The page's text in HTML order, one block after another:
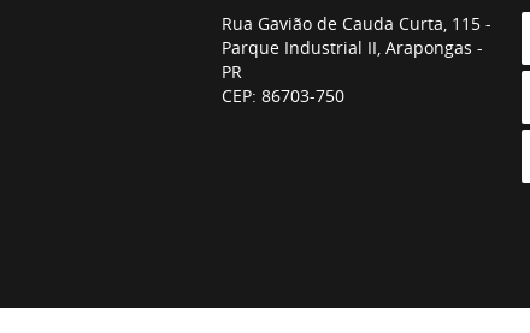
Rua Gavião de Cauda Curta, 115 -
Parque Industrial II, Arapongas -
PR
CEP: 86703-750